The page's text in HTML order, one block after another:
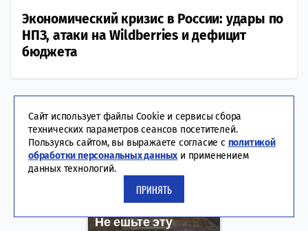
Экономический кризис в России: удары по
НПЗ, атаки на Wildberries и дефицит
бюджета
Не ешьте эту
Сайт использует файлы Cookie и сервисы сбора
технических параметров сеансов посетителей.
Пользуясь сайтом, вы выражаете согласие с политикой
обработки персональных данных и применением
данных технологий.
ПРИНЯТЬ